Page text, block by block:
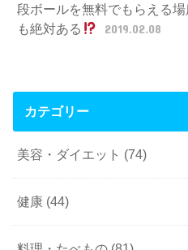
段ボールを無料でもらえる
も絶対ある
2019.02.08
カテゴリー
美容・ダイエット (74)
健康 (44)